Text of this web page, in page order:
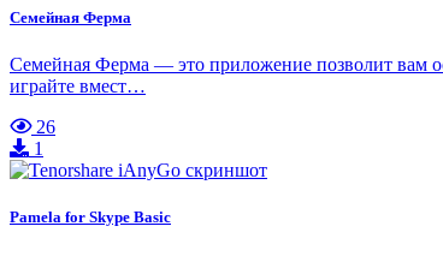
Семейная Ферма
Семейная Ферма — это приложение позволит вам
играйте вмест…
26
1
Pamela for Skype Basic